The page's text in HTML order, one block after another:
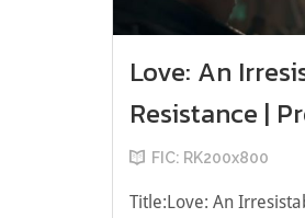
Love: An
Resistance |
FIC: RK200x800
Title:Love: An